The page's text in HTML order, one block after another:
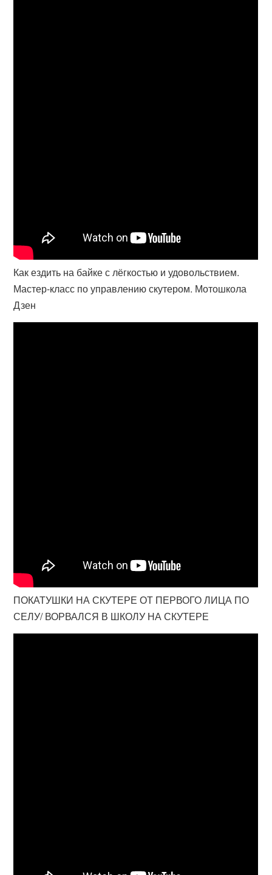
Как ездить на байке с лёгкостью и удовольствием.
Мастер-класс по управлению скутером. Мотошкола
Дзен
ПОКАТУШКИ НА СКУТЕРЕ ОТ ПЕРВОГО ЛИЦА ПО
СЕЛУ/ ВОРВАЛСЯ В ШКОЛУ НА СКУТЕРЕ